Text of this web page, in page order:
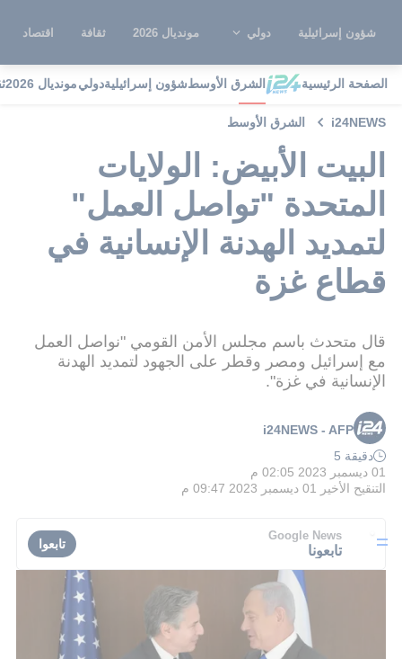
شؤون إسرائيلية دولي مونديال 2026 ثقافة اقتصاد
الصفحة الرئيسية الشرق الأوسطشؤون إسرائيليةدوليمونديال 2026
i24NEWS الشرق الأوسط
البيت الأبيض: الولايات
المتحدة "تواصل العمل"
لتمديد الهدنة الإنسانية في
قطاع غزة
قال متحدث باسم مجلس الأمن القومي "نواصل العمل
مع إسرائيل ومصر وقطر على الجهود لتمديد الهدنة
الإنسانية في غزة".
i24NEWS - AFP
دقيقة 5
01 ديسمبر 2023 02:05 م
التنقيح الأخير
01 ديسمبر 2023 09:47 م
Google News
تابعونا تابعوا